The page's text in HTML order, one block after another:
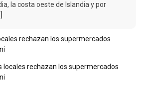
la costa oeste de Islandia y por
rechazan los supermercados